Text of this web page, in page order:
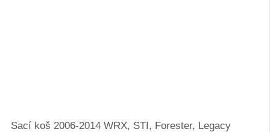
Sací koš 2006-2014 WRX, STI, Forester, Legacy